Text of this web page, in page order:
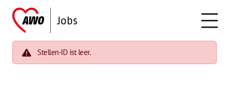
Stellen-ID ist leer.